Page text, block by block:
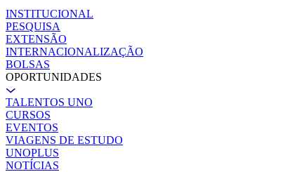
INSTITUCIONAL
PESQUISA
EXTENSÃO
INTERNACIONALIZAÇÃO
BOLSAS
OPORTUNIDADES
TALENTOS UNO
CURSOS
EVENTOS
VIAGENS DE ESTUDO
UNOPLUS
NOTÍCIAS